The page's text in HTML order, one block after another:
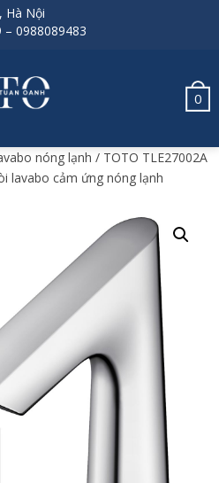
Hà Nội
– 0988089483
0
nóng lạnh / TOTO TLE27002A
lavabo cảm ứng nóng lạnh